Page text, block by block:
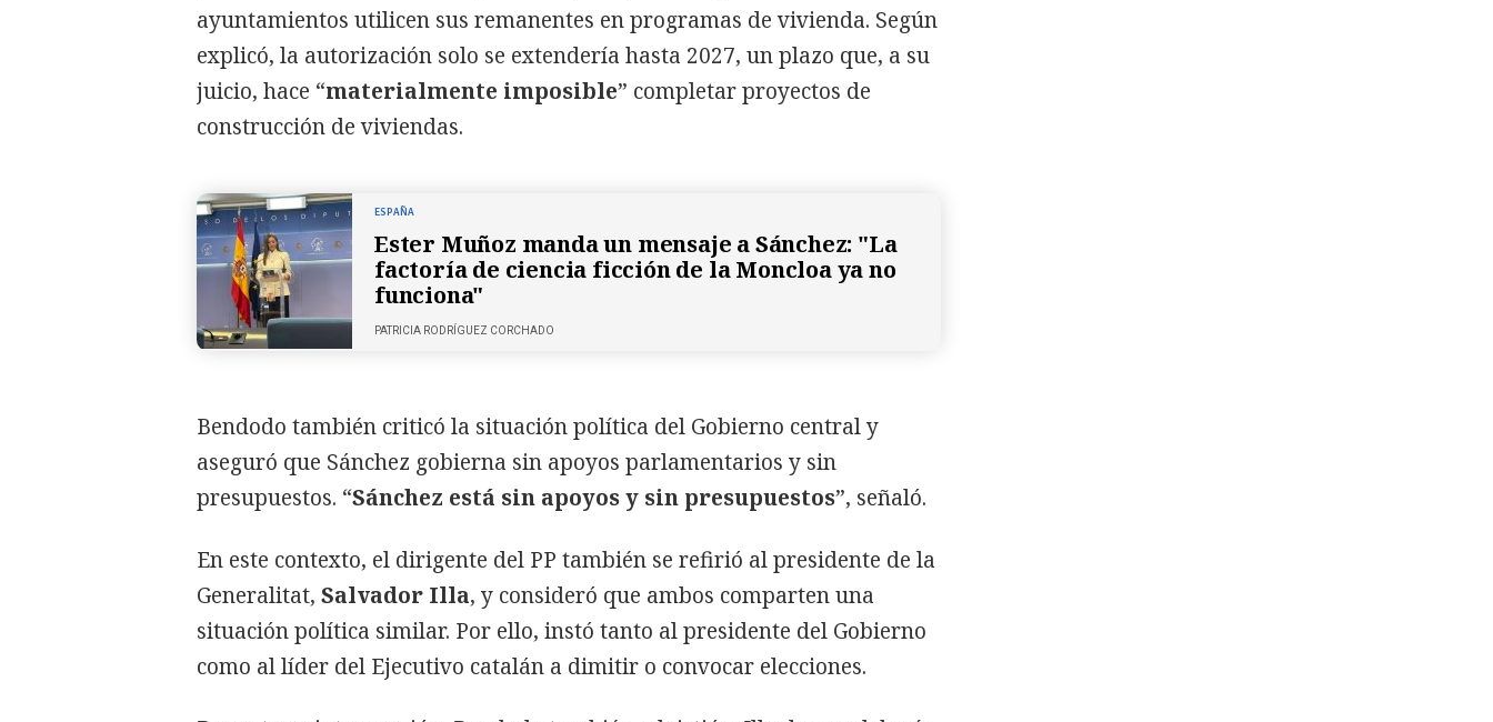
ayuntamientos utilicen sus remanentes en programas de vivienda. Según
explicó, la autorización solo se extendería hasta 2027, un plazo que, a su
juicio, hace “materialmente imposible” completar proyectos de
construcción de viviendas.
ESPAÑA
Ester Muñoz manda un mensaje a Sánchez: "La
factoría de ciencia ficción de la Moncloa ya no
funciona"
PATRICIA RODRÍGUEZ CORCHADO
Bendodo también criticó la situación política del Gobierno central y
aseguró que Sánchez gobierna sin apoyos parlamentarios y sin
presupuestos. “Sánchez está sin apoyos y sin presupuestos”, señaló.
En este contexto, el dirigente del PP también se refirió al presidente de la
Generalitat, Salvador Illa, y consideró que ambos comparten una
situación política similar. Por ello, instó tanto al presidente del Gobierno
como al líder del Ejecutivo catalán a dimitir o convocar elecciones.